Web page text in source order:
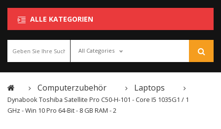
ALLE KATEGORIEN
All Categories
Computerzubehör Laptops
Dynabook Toshiba Satellite Pro C50-H-101 - Core I5 1035G1 / 1
GHz - Win 10 Pro 64-Bit - 8 GB RAM - 2